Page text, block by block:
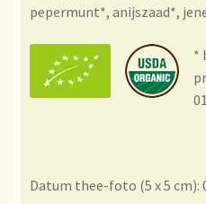
Contact
Contacto
pepermunt*, anijszaad*,
*
Datum thee-foto (5 x 5 cm):